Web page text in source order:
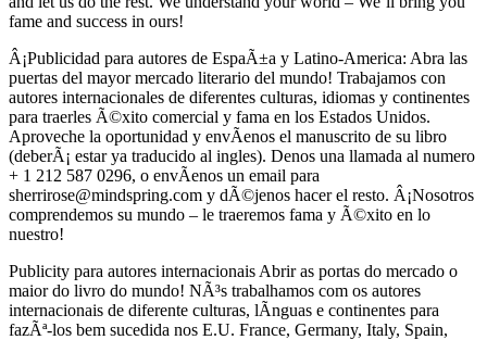
fame and success in ours!
Â¡Publicidad para autores de EspaÃ±a y Latino-America: Abra las
puertas del mayor mercado literario del mundo! Trabajamos con
autores internacionales de diferentes culturas, idiomas y continentes
para traerles Ã©xito comercial y fama en los Estados Unidos.
Aproveche la oportunidad y envÃ­enos el manuscrito de su libro
(deberÃ¡ estar ya traducido al ingles). Denos una llamada al numero
+ 1 212 587 0296, o envÃ­enos un email para
sherrirose@mindspring.com y dÃ©jenos hacer el resto. Â¡Nosotros
comprendemos su mundo – le traeremos fama y Ã©xito en lo
nuestro!
Publicity para autores internacionais Abrir as portas do mercado o
maior do livro do mundo! NÃ³s trabalhamos com os autores
internacionais de diferente culturas, lÃ­nguas e continentes para
fazÃª-los bem sucedida nos E.U. France, Germany, Italy, Spain,